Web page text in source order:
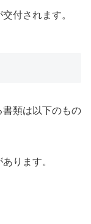
付されます。
類は以下のもの
ります。